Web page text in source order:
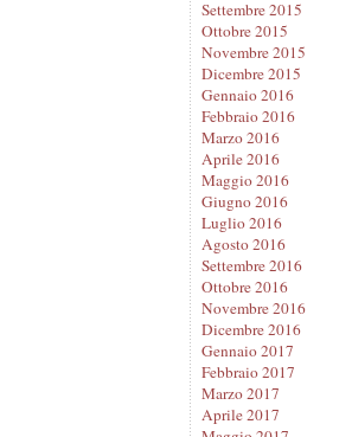
Settembre 2015
Ottobre 2015
Novembre 2015
Dicembre 2015
Gennaio 2016
Febbraio 2016
Marzo 2016
Aprile 2016
Maggio 2016
Giugno 2016
Luglio 2016
Agosto 2016
Settembre 2016
Ottobre 2016
Novembre 2016
Dicembre 2016
Gennaio 2017
Febbraio 2017
Marzo 2017
Aprile 2017